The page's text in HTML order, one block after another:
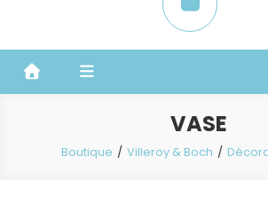
item
VASE
Boutique Villeroy & Boch